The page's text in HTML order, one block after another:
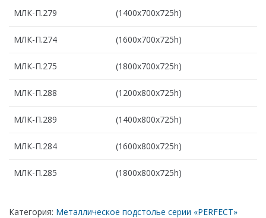
МЛК-П.279 (1400х700х725h)
МЛК-П.274 (1600х700х725h)
МЛК-П.275 (1800х700х725h)
МЛК-П.288 (1200х800х725h)
МЛК-П.289 (1400х800х725h)
МЛК-П.284 (1600х800х725h)
МЛК-П.285 (1800х800х725h)
Категория: Металлическое подстолье серии «PERFECT»